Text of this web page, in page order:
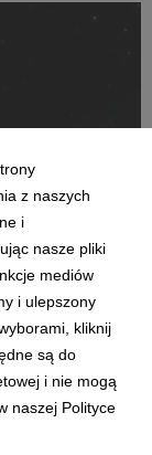
Agencji
w
oraz
misji Comet
z naszych
i
nasze pliki
mediów
i ulepszony
kliknij
są do
i nie mogą
naszej Polityce